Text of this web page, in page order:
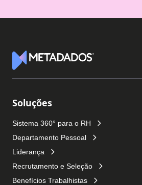
Logotipo Metadados
Soluções
Sistema 360° para o RH
Departamento Pessoal
Liderança
Recrutamento e Seleção
Benefícios Trabalhistas